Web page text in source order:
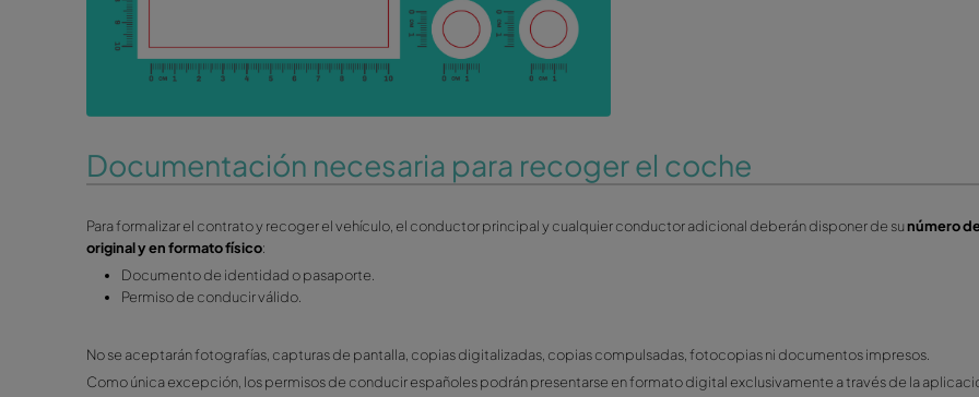
Existen distintos daños de cortesía, dependiendo del tipo de daño:
Llantas : Consideramos daños de cortesía en llantas aquellos inferiores a 2 cm de largo x 0,5 cm de alto
Abolladuras
: Consideramos daños de cortesía en abolladuras a aquellos inferiores a 1,5 cm de
Varios daños:Este concepto corresponde a la situación en la que hay varios daños de cortesía. Si
el cliente será responsable de dichos daños.
Los daños se medirán con una herramienta que se corresponde con las medidas arriba indicadas. Todo